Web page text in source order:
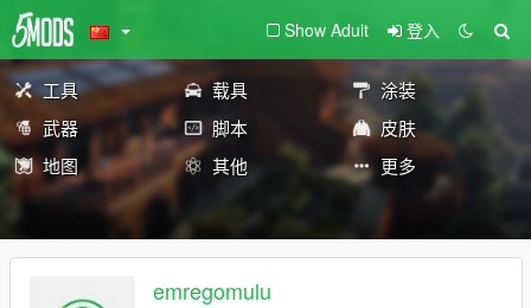
Show Adult 登入
工具 载具
涂装
武器
脚本
皮肤
地图
其他 更多
emregomulu